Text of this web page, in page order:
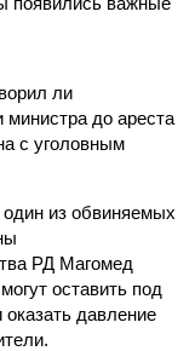
ли
до ареста
с уголовным
из обвиняемых
РД Магомед
оставить под
давление